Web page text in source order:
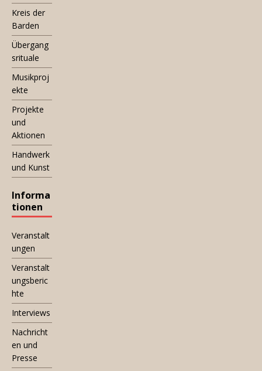
Kreis der
Barden
Übergang
srituale
Musikproj
ekte
Projekte
und
Aktionen
Handwerk
und Kunst
Informa
tionen
Veranstalt
ungen
Veranstalt
ungsberic
hte
Interviews
Nachricht
en und
Presse